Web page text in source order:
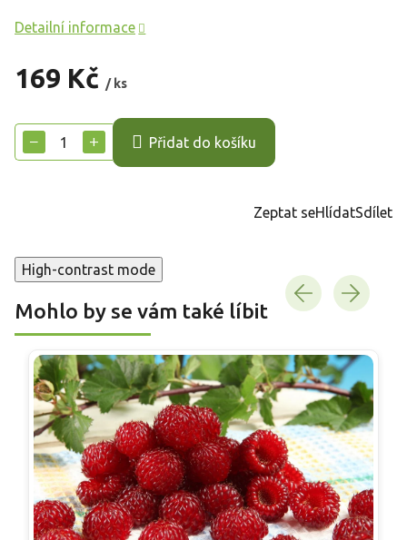
169 Kč / ks
cena:
+
− Přidat do košíku
Detailní informace
Zeptat seHlídatSdílet
High-contrast mode
Mohlo by se vám také líbit